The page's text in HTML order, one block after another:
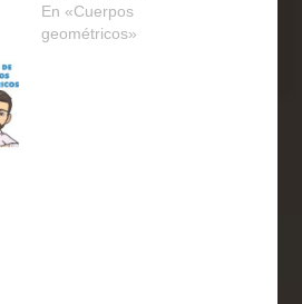
En «Cuerpos
geométricos»